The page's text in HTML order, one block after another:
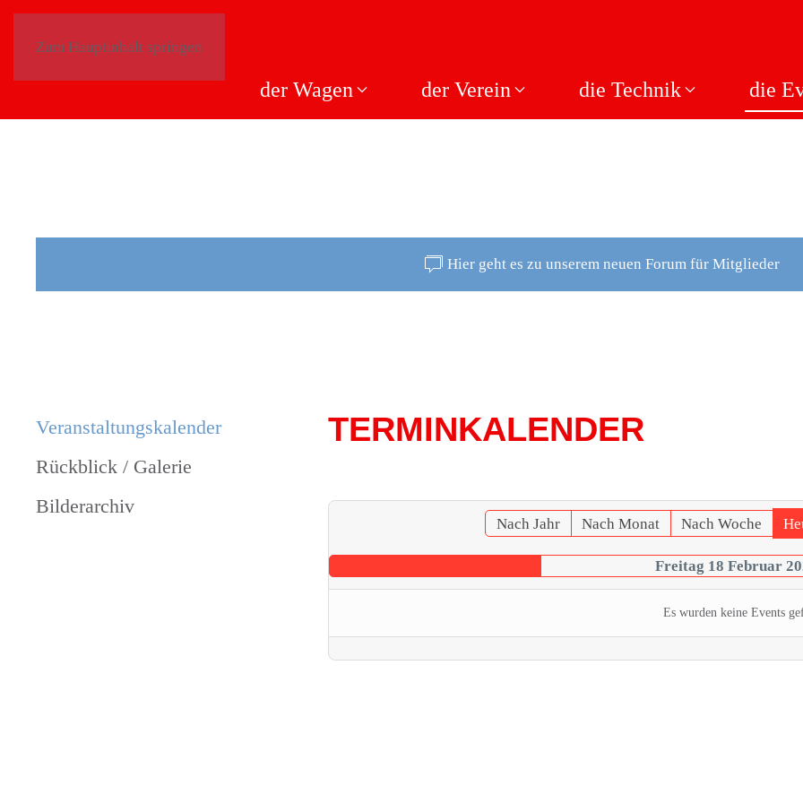
Zum Hauptinhalt springen
der Wagen der Verein die Technik die
Hier geht es zu unserem neuen Forum für Mitglieder
TERMINKALENDER
Nach Jahr Nach Monat Nach Woche
Freitag 18 Februar
Es wurden keine Events
Veranstaltungs­kalender
Rückblick / Galerie
Bilderarchiv